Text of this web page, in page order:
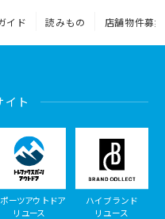
イド 読みもの 店舗物件募集
イト
ーツアウトドア
リユース
ハイブランド
リユース